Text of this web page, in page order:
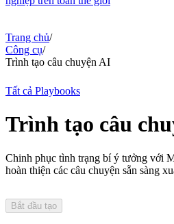
Trang chủ/
Công cụ/
Trình tạo câu chuyện AI
Tất cả Playbooks
Trình tạo câu
Chinh phục tình trạng bí ý tưởng với
hoàn thiện các câu chuyện sẵn sàng
Bắt đầu tạo